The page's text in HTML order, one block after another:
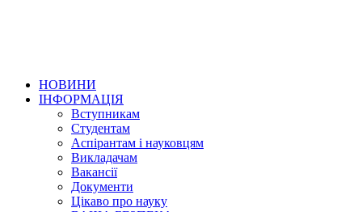
НОВИНИ
ІНФОРМАЦІЯ
Вступникам
Студентам
Аспірантам і науковцям
Викладачам
Вакансії
Документи
Цікаво про науку